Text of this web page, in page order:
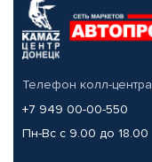
Телефон колл-центра
+7 949 00-00-550
Пн-Вс с 9.00 до 18.00